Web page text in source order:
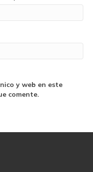
y web en este
comente.